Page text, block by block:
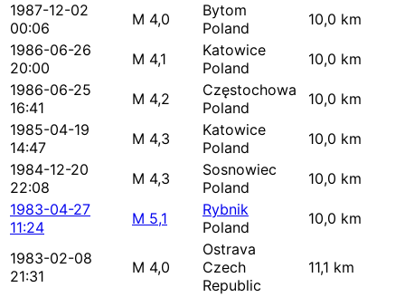
1987-12-02
00:06
M 4,0
Bytom
Poland
10,0 km
1986-06-26
20:00
M 4,1
Katowice
Poland
10,0 km
1986-06-25
16:41
M 4,2
Częstochowa
Poland
10,0 km
1985-04-19
14:47
M 4,3
Katowice
Poland
10,0 km
1984-12-20
22:08
M 4,3
Sosnowiec
Poland
10,0 km
1983-04-27
11:24
M 5,1
Rybnik
Poland
10,0 km
1983-02-08
21:31
M 4,0
Ostrava
Czech
Republic
11,1 km